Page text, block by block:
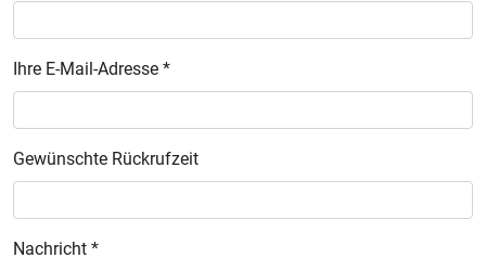
Ihre E-Mail-Adresse *
Gewünschte Rückrufzeit
Nachricht *